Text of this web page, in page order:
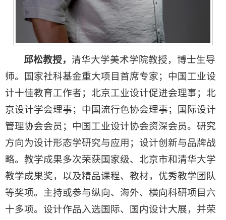
邱松教授， 清华大学美术学院教授，博士生导
师。国家社科基金重大项目首席专家；中国工业设
计十佳教育工作者；北京工业设计促进会理事；北
京设计学会理事；中国流行色协会理事；国际设计
管理协会会员；中国工业设计协会资深会员。研究
方向为设计形态学研究与应用；设计创新与品牌战
略。教学成果多次荣获国家级、北京市和清华大学
教学成果奖，以及精品课程、教材，优秀教学团队
等奖项。主持或参与纵向、海外、横向科研项目六
十多项。设计作品入选国际、国内设计大展，并荣